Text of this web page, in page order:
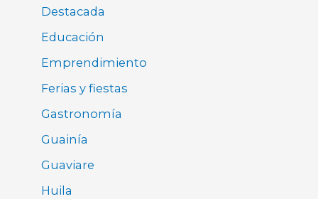
Destacada
Educación
Emprendimiento
Ferias y fiestas
Gastronomía
Guainía
Guaviare
Huila